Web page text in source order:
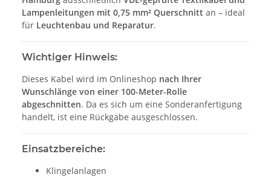
Lampenleitungen mit 0,75 mm² Querschnitt an – ideal
für Leuchtenbau und Reparatur.
Wichtiger Hinweis:
Dieses Kabel wird im Onlineshop nach Ihrer
Wunschlänge von einer 100-Meter-Rolle
abgeschnitten. Da es sich um eine Sonderanfertigung
handelt, ist eine Rückgabe ausgeschlossen.
Einsatzbereiche:
Klingelanlagen